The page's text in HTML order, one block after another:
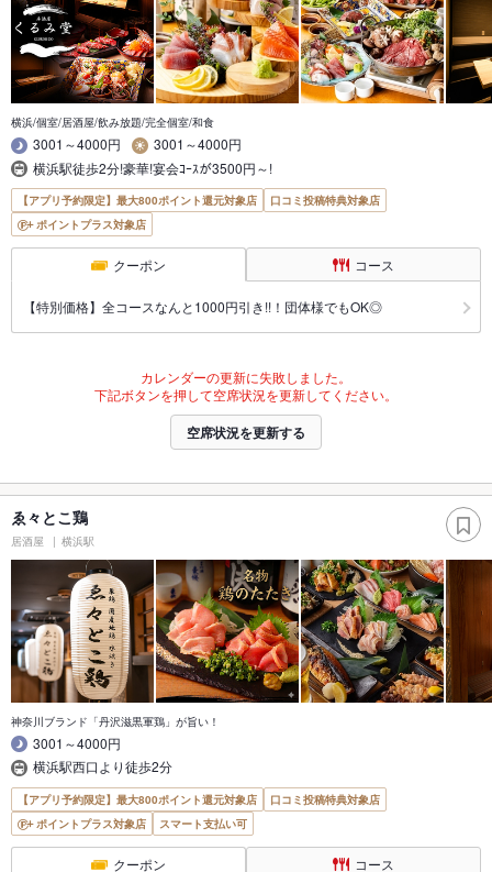
横浜/個室/居酒屋/飲み放題/完全個室/和食
3001～4000円
3001～4000円
横浜駅徒歩2分!豪華!宴会ｺｰｽが3500円～!
【アプリ予約限定】最大800ポイント還元対象店
口コミ投稿特典対象店
ポイントプラス対象店
クーポン コース
【特別価格】全コースなんと1000円引き!!！団体様でもOK◎
カレンダーの更新に失敗しました。
下記ボタンを押して空席状況を更新してください。
空席状況を更新する
ゑ々とこ鶏
居酒屋 横浜駅
神奈川ブランド「丹沢滋黒軍鶏」が旨い！
3001～4000円
横浜駅西口より徒歩2分
【アプリ予約限定】最大800ポイント還元対象店
口コミ投稿特典対象店
ポイントプラス対象店
スマート支払い可
クーポン コース